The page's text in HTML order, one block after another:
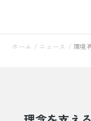
ホーム / ニュース / 環境